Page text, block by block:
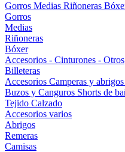
Gorros Medias Riñoneras
Gorros
Medias
Riñoneras
Bóxer
Accesorios - Cinturones - Otros
Billeteras
Accesorios Camperas y abrigos
Buzos y Canguros Shorts de
Tejido Calzado
Accesorios varios
Abrigos
Remeras
Camisas